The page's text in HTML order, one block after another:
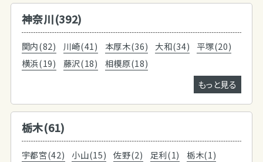
神奈川(392)
関内(82) 川崎(41) 本厚木(36) 大和(34)
平塚(20)
横浜(19)
藤沢(18)
相模原(18)
もっと見る
栃木(61)
宇都宮(42) 小山(15) 佐野(2) 足利(1) 栃木(1)